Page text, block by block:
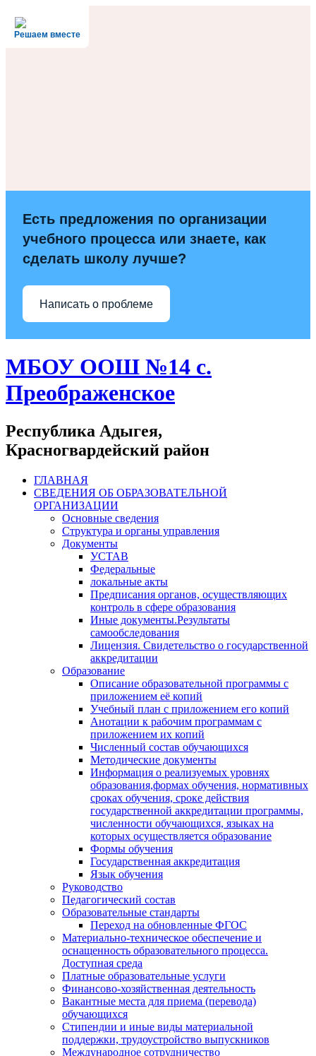
Решаем вместе
Есть предложения по организации
учебного процесса или знаете, как
сделать школу лучше?
Написать о проблеме
МБОУ ООШ №14 с.
Преображенское
Республика Адыгея,
Красногвардейский район
ГЛАВНАЯ
СВЕДЕНИЯ ОБ ОБРАЗОВАТЕЛЬНОЙ
ОРГАНИЗАЦИИ
Основные сведения
Структура и органы управления
Документы
УСТАВ
Федеральные
локальные акты
Предписания органов, осуществляющих
контроль в сфере образования
Иные документы.Результаты
самообследования
Лицензия. Свидетельство о государственной
аккредитации
Образование
Описание образовательной программы с
приложением её копий
Учебный план с приложением его копий
Анотации к рабочим программам с
приложением их копий
Численный состав обучающихся
Методические документы
Информация о реализуемых уровнях
образования,формах обучения, нормативных
сроках обучения, сроке действия
государственной аккредитации программы,
численности обучающихся, языках на
которых осуществляется образование
Формы обучения
Государственная аккредитация
Язык обучения
Руководство
Педагогический состав
Образовательные стандарты
Переход на обновленные ФГОС
Материально-техническое обеспечение и
оснащенность образовательного процесса.
Доступная среда
Платные образовательные услуги
Финансово-хозяйственная деятельность
Вакантные места для приема (перевода)
обучающихся
Стипендии и иные виды материальной
поддержки, трудоустройство выпускников
Международное сотрудничество